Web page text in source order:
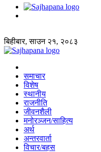
बिहीबार, साउन २१, २०८३
समाचार
विशेष
स्थानीय
राजनीति
जीवनशैली
मनोरञ्जन/साहित्य
अर्थ
अन्तरवार्ता
विचार/बहस